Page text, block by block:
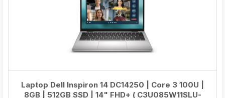
Laptop Dell Inspiron 14 DC14250 | Core 3 100U |
8GB | 512GB SSD | 14" FHD+ ( C3U085W11SLU-